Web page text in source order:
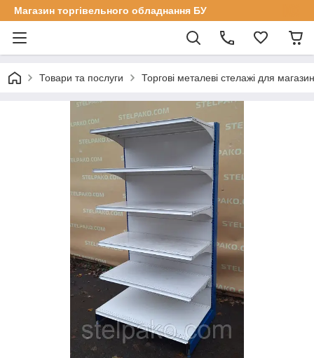
Магазин торгівельного обладнання БУ
Товари та послуги Торгові металеві стелажі для